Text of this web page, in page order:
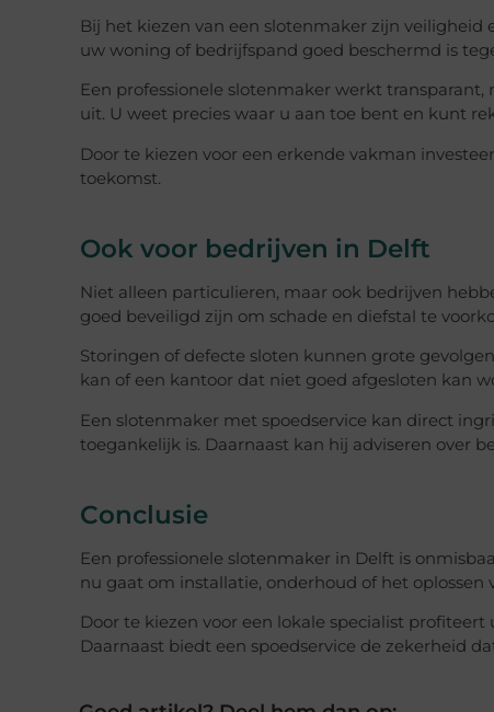
Bij het kiezen van een slotenmaker zijn
uw woning of bedrijfspand goed beschermd is
Een professionele slotenmaker werkt
uit. U weet precies waar u aan toe bent en kunt
Door te kiezen voor een erkende vakman
toekomst.
Ook voor bedrijven in Delft
Niet alleen particulieren, maar ook bedrijven
goed beveiligd zijn om schade en diefstal te
Storingen of defecte sloten kunnen grote
kan of een kantoor dat niet goed afgesloten kan
Een slotenmaker met spoedservice kan direct
toegankelijk is. Daarnaast kan hij adviseren over
Conclusie
Een professionele slotenmaker in Delft is
nu gaat om installatie, onderhoud of het
Door te kiezen voor een lokale specialist
Daarnaast biedt een spoedservice de zekerheid